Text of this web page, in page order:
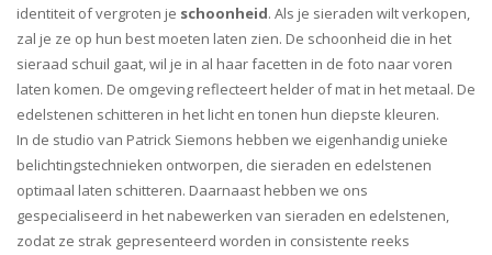
identiteit of vergroten je schoonheid. Als je sieraden wilt verkopen,
zal je ze op hun best moeten laten zien. De schoonheid die in het
sieraad schuil gaat, wil je in al haar facetten in de foto naar voren
laten komen. De omgeving reflecteert helder of mat in het metaal. De
edelstenen schitteren in het licht en tonen hun diepste kleuren.
In de studio van Patrick Siemons hebben we eigenhandig unieke
belichtingstechnieken ontworpen, die sieraden en edelstenen
optimaal laten schitteren. Daarnaast hebben we ons
gespecialiseerd in het nabewerken van sieraden en edelstenen,
zodat ze strak gepresenteerd worden in consistente reeks